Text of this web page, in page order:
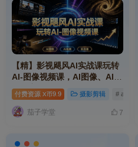
【精】影视飓风AI实战课玩转
AI-图像视频课，AI图像、AI视
频、实战课
付费资源 X币9.9 摄影剪辑 # ai
茄子学堂 7